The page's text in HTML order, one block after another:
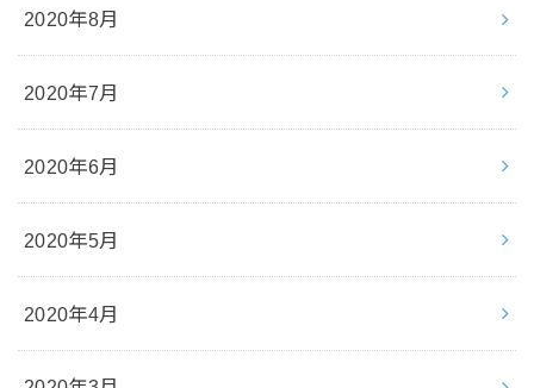
2020年8月
2020年7月
2020年6月
2020年5月
2020年4月